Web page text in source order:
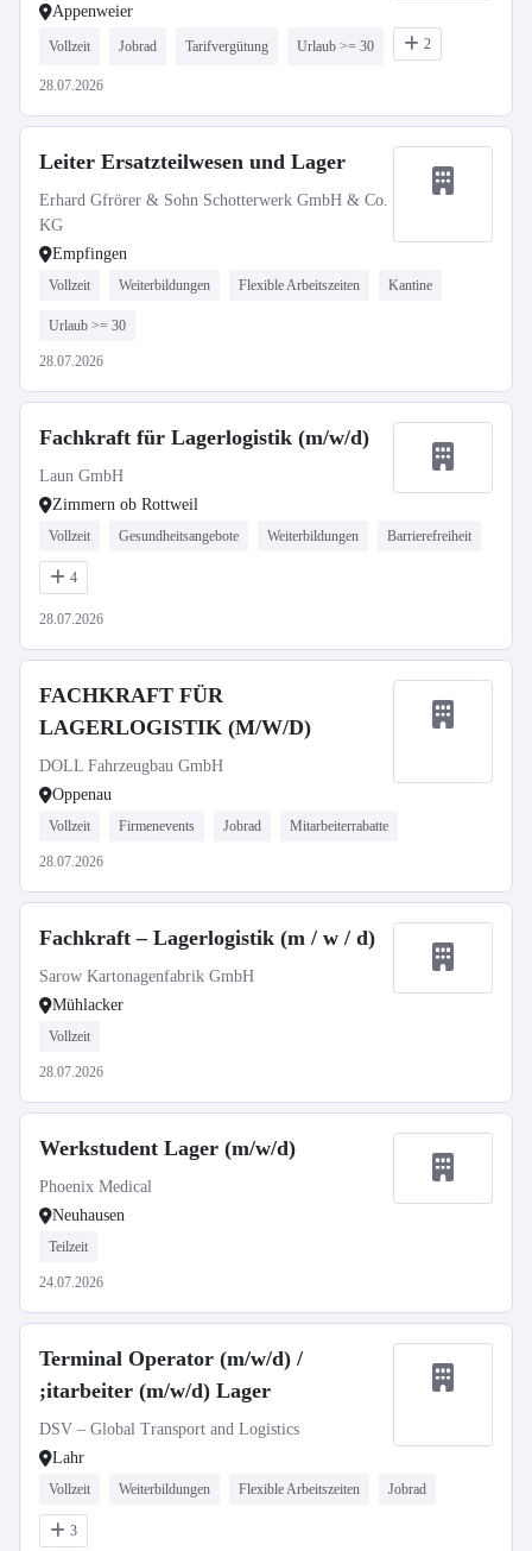
Appenweier
Vollzeit Jobrad Tarifvergütung Urlaub >= 30 2
28.07.2026
Leiter Ersatzteilwesen und Lager
Erhard Gfrörer & Sohn Schotterwerk GmbH & Co.
KG
Empfingen
Vollzeit Weiterbildungen Flexible Arbeitszeiten Kantine
Urlaub >= 30
28.07.2026
Fachkraft für Lagerlogistik (m/w/d)
Laun GmbH
Zimmern ob Rottweil
Vollzeit Gesundheitsangebote Weiterbildungen Barrierefreiheit
4
28.07.2026
FACHKRAFT FÜR
LAGERLOGISTIK (M/W/D)
DOLL Fahrzeugbau GmbH
Oppenau
Vollzeit Firmenevents Jobrad Mitarbeiterrabatte
28.07.2026
Fachkraft – Lagerlogistik (m / w / d)
Sarow Kartonagenfabrik GmbH
Mühlacker
Vollzeit
28.07.2026
Werkstudent Lager (m/w/d)
Phoenix Medical
Neuhausen
Teilzeit
24.07.2026
Terminal Operator (m/w/d) /
;itarbeiter (m/w/d) Lager
DSV – Global Transport and Logistics
Lahr
Vollzeit Weiterbildungen Flexible Arbeitszeiten Jobrad
3